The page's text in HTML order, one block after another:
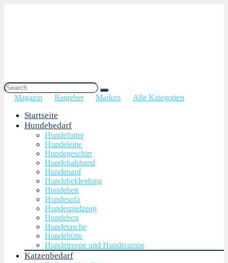
Magazin Ratgeber Marken Alle Kategorien
Startseite
Hundebedarf
Hundefutter
Hundeleine
Hundegeschirr
Hundehalsband
Hundenapf
Hundebekleidung
Hundebett
Hundesofa
Hundespielzeug
Hundebox
Hundetasche
Hundehütte
Hundetreppe und Hunderampe
Katzenbedarf